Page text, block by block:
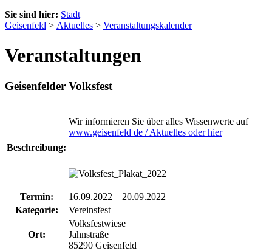
Sie sind hier: Stadt
Geisenfeld > Aktuelles > Veranstaltungskalender
Veranstaltungen
Geisenfelder Volksfest
Beschreibung:
Wir informieren Sie über alles Wissenwerte auf
www.geisenfeld de / Aktuelles oder hier
Termin: 16.09.2022 – 20.09.2022
Kategorie:
Vereinsfest
Ort:
Volksfestwiese
Jahnstraße
85290 Geisenfeld